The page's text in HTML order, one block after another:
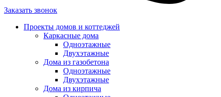
Заказать звонок
Проекты домов и коттеджей
Каркасные дома
Одноэтажные
Двухэтажные
Дома из газобетона
Одноэтажные
Двухэтажные
Дома из кирпича